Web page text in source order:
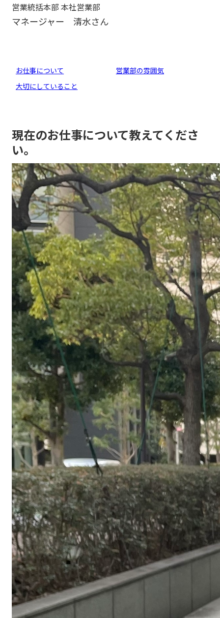
営業統括本部 本社営業部
マネージャー 清水さん
お仕事について
営業部の雰囲気
大切にしていること
現在のお仕事について教えてくださ
い。